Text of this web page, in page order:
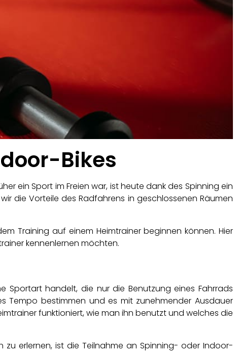
Bikes
ein Sport im Freien war, ist heute dank des Spinning ein
die Vorteile des Radfahrens in geschlossenen Räumen
Training auf einem Heimtrainer beginnen können. Hier
kennenlernen möchten.
Sportart handelt, die nur die Benutzung eines Fahrrads
Tempo bestimmen und es mit zunehmender Ausdauer
funktioniert, wie man ihn benutzt und welches die
erlernen, ist die Teilnahme an Spinning- oder Indoor-